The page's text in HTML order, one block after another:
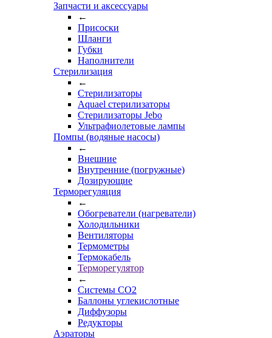
Запчасти и аксессуары
←
Присоски
Шланги
Губки
Наполнители
Стерилизация
←
Стерилизаторы
Aquael стерилизаторы
Стерилизаторы Jebo
Ультрафиолетовые лампы
Помпы (водяные насосы)
←
Внешние
Внутренние (погружные)
Дозирующие
Терморегуляция
←
Обогреватели (нагреватели)
Холодильники
Вентиляторы
Термометры
Термокабель
Терморегулятор
←
Системы CO2
Баллоны углекислотные
Диффузоры
Редукторы
Аэраторы